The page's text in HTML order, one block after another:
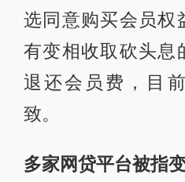
选同意购买会员权
有变相收取砍头息
退还会员费，目
致。
多家网贷平台被指